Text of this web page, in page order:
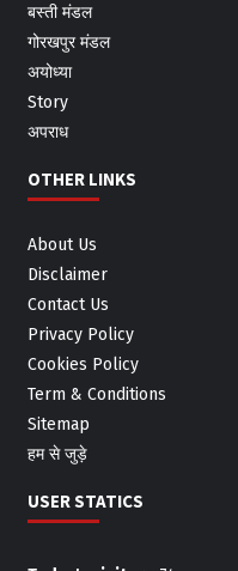
बस्ती मंडल
गोरखपुर मंडल
अयोध्या
Story
अपराध
OTHER LINKS
About Us
Disclaimer
Contact Us
Privacy Policy
Cookies Policy
Term & Conditions
Sitemap
हम से जुड़े
USER STATICS